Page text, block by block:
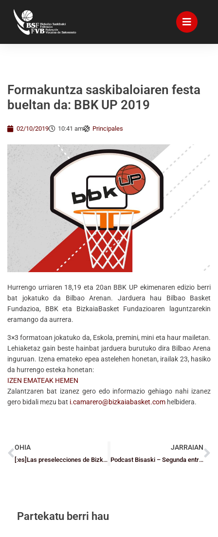
Formakuntza saskibaloiaren festa
bueltan da: BBK UP 2019
02/10/2019 10:41 am Principales
Hurrengo urriaren 18,19 eta 20an BBK UP ekimenaren edizio berri
bat jokatuko da Bilbao Arenan. Jarduera hau Bilbao Basket
Fundazioa, BBK eta BizkaiaBasket Fundazioaren laguntzarekin
eramango da aurrera.
3×3 formatoan jokatuko da, Eskola, premini, mini eta haur mailetan.
Lehiaketaz gain beste hainbat jarduera burutuko dira Bilbao Arena
inguruan. Izena emateko epea astelehen honetan, irailak 23, hasiko
da hurrengo esteka honetan:
IZEN EMATEAK HEMEN
Zalantzaren bat izanez gero edo informazio gehiago nahi izanez
gero bidali mezu bat i.camarero@bizkaiabasket.com helbidera.
OHIA
[:es]Las preselecciones de Bizkaia afrontan la recta final de la preparación
JARRAIAN
Podcast Bisaski – Segunda entrega
Partekatu berri hau